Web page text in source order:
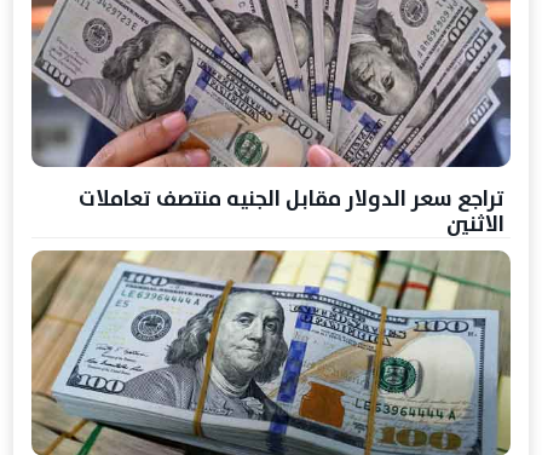
تراجع سعر الدولار مقابل الجنيه منتصف تعاملات
الاثنين